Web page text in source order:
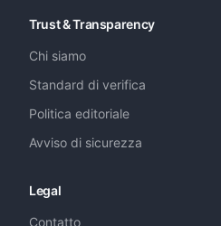
Trust & Transparency
Chi siamo
Standard di verifica
Politica editoriale
Avviso di sicurezza
Legal
Contatto